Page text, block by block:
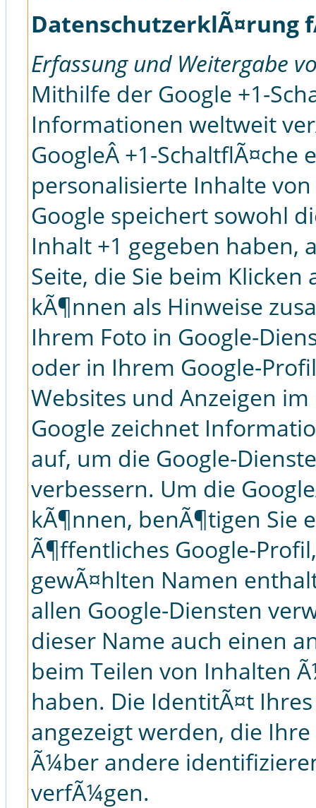
DatenschutzerklÃ¤rung
Erfassung und Weitergabe
Mithilfe der Google +1-
Informationen weltweit
GoogleÂ +1-
personalisierte Inhalte
Google speichert sowohl
Inhalt +1 gegeben
Seite, die Sie beim
kÃ¶nnen als Hinweise
Ihrem Foto in Google-
oder in Ihrem Google-
Websites und Anzeigen
Google zeichnet
auf, um die Google-
verbessern. Um die
kÃ¶nnen, benÃ¶tigen Sie
Ã¶ffentliches Google-
gewÃ¤hlten Namen
allen Google-Diensten
dieser Name auch einen
beim Teilen von Inhalten
haben. Die IdentitÃ¤t
angezeigt werden, die
Ã¼ber andere
verfÃ¼gen.